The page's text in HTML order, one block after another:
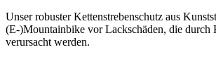
Unser robuster Kettenstrebenschutz aus
(E-)Mountainbike vor Lackschäden, die durch
verursacht werden.